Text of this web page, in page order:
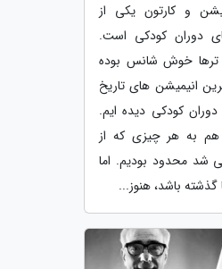
و کارتون یکی از
دوران کودکی است.
ترها خوش شانس بوده
انیمیشن های تاریخ
کودکی دیده ایم.
به هر چیزی که از
شد محدود بودیم. اما
باشد، هنوز...